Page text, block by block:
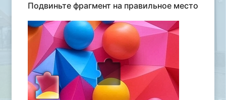
Подвиньте фрагмент на правильное место